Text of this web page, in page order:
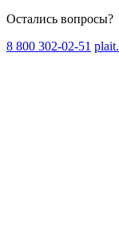
Остались вопросы?
8 800 302-02-51